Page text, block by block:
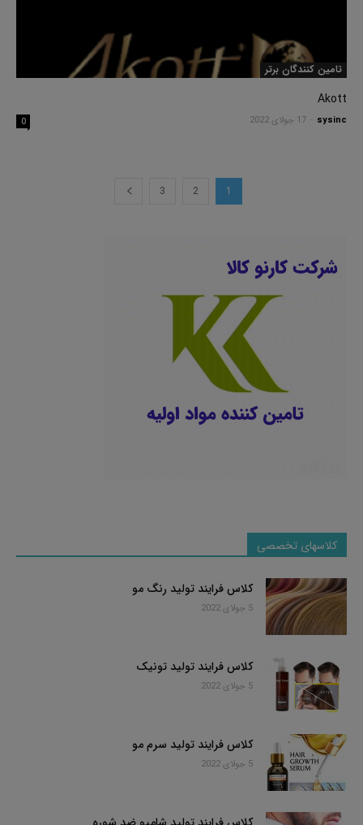
تامین کنندگان برتر
Akott
sysinc 17 جولای 2022 0
1
2
3
کلاسهای تخصصی
کلاس فرایند تولید رنگ مو
5 جولای 2022
کلاس فرایند تولید تونیک
5 جولای 2022
کلاس فرایند تولید سرم مو
5 جولای 2022